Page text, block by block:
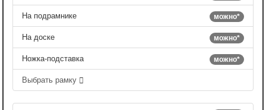
можно*
На подрамнике
можно*
На доске
можно*
Ножка-подставка
Выбрать рамку